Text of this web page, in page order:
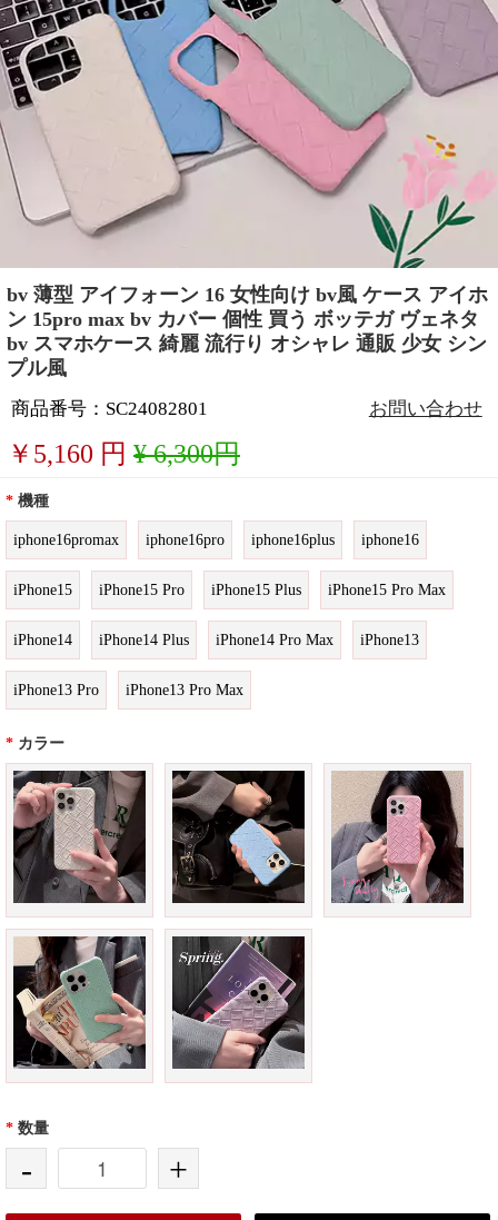
bv 薄型 アイフォーン 16 女性向け bv風 ケース アイホ
ン 15pro max bv カバー 個性 買う ボッテガ ヴェネタ
bv スマホケース 綺麗 流行り オシャレ 通販 少女 シン
プル風
商品番号：SC24082801 お問い合わせ
￥ 5,160 円 ¥ 6,300円
* 機種
iphone16promax iphone16pro iphone16plus iphone16
iPhone15 iPhone15 Pro iPhone15 Plus iPhone15 Pro Max
iPhone14 iPhone14 Plus iPhone14 Pro Max iPhone13
iPhone13 Pro iPhone13 Pro Max
* カラー
* 数量
- +